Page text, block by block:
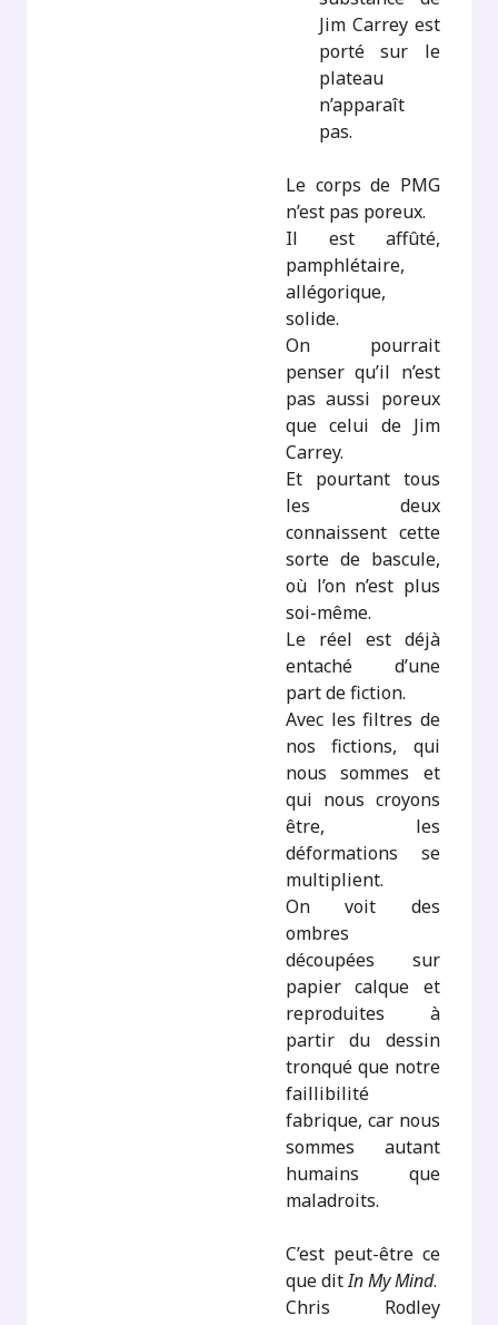
Jim Carrey est
porté sur le
plateau
n’apparaît
pas.
Le corps de PMG
n’est pas poreux.
Il est affûté,
pamphlétaire,
allégorique,
solide.
On pourrait
penser qu’il n’est
pas aussi poreux
que celui de Jim
Carrey.
Et pourtant tous
les deux
connaissent cette
sorte de bascule,
où l’on n’est plus
soi-même.
Le réel est déjà
entaché d’une
part de fiction.
Avec les filtres de
nos fictions, qui
nous sommes et
qui nous croyons
être, les
déformations se
multiplient.
On voit des
ombres
découpées sur
papier calque et
reproduites à
partir du dessin
tronqué que notre
faillibilité
fabrique, car nous
sommes autant
humains que
maladroits.
C’est peut-être ce
que ditIn My Mind.
Chris Rodley